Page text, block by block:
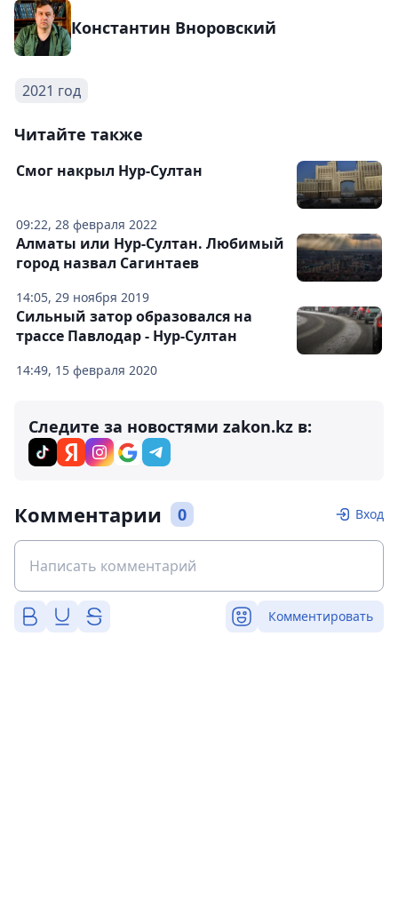
Константин Вноровский
2021 год
Читайте также
09:22, 28 февраля 2022
Смог накрыл Нур-Султан
14:05, 29 ноября 2019
Алматы или Нур-Султан. Любимый
город назвал Сагинтаев
14:49, 15 февраля 2020
Сильный затор образовался на
трассе Павлодар - Нур-Султан
Следите за новостями zakon.kz в:
Комментарии 0 Вход
Комментировать